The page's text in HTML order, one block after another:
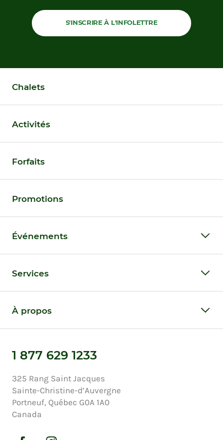
S'INSCRIRE À L'INFOLETTRE
Chalets
Activités
Forfaits
Promotions
Événements
Services
À propos
1 877 629 1233
325 Rang Saint Jacques
Sainte-Christine-d’Auvergne
Portneuf, Québec G0A 1A0
Canada